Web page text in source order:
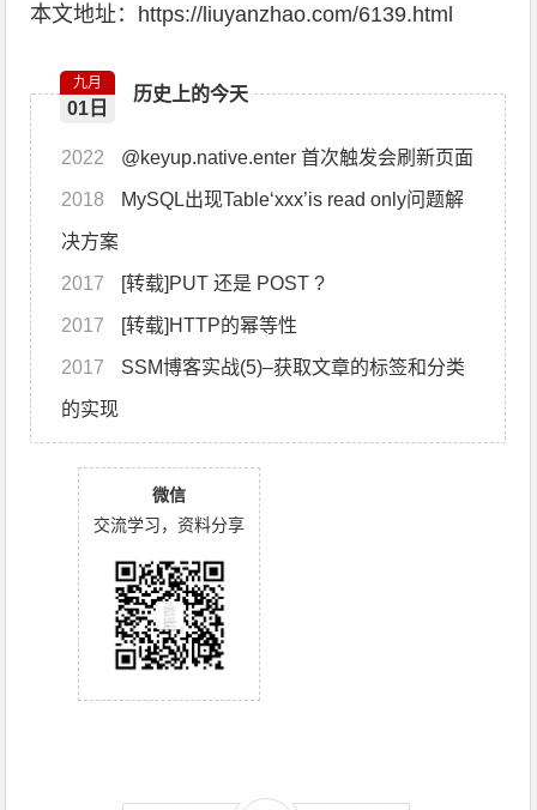
本文地址： https://liuyanzhao.com/6139.html
历史上的今天
九月
01日
2022 @keyup.native.enter 首次触发会刷新页面
2018
决方案
2017 [转载]PUT 还是 POST ?
2017 [转载]HTTP的幂等性
2017
的实现
微信
交流学习，资料分享